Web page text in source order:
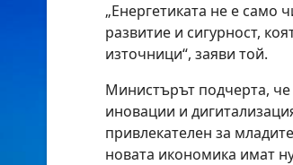
„Енергетиката не е само
развитие и сигурност,
източници“, заяви той.
Министърът подчерта,
иновации и
привлекателен за
новата икономика имат